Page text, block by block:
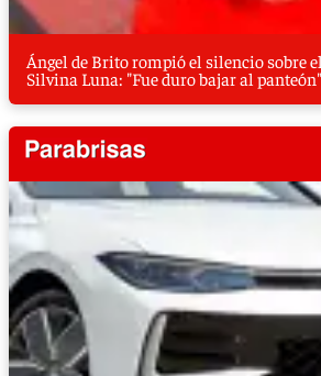
Ángel de Brito rompió el silencio sobre
Silvina Luna: "Fue duro bajar al panteón"